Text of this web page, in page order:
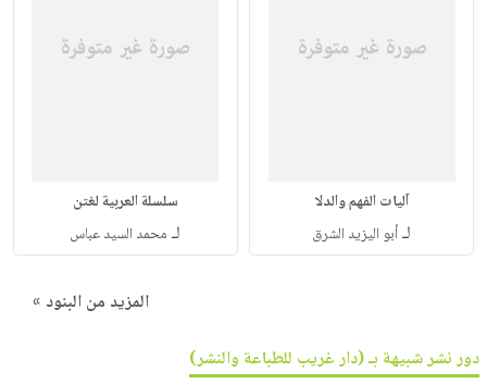
آليات الفهم والدلا
لـأبو اليزيد الشرق
سلسلة العربية لغتن
لـ محمد السيد عباس
المزيد من البنود »
دور نشر شبيهة بـ (دار غريب للطباعة والنشر)